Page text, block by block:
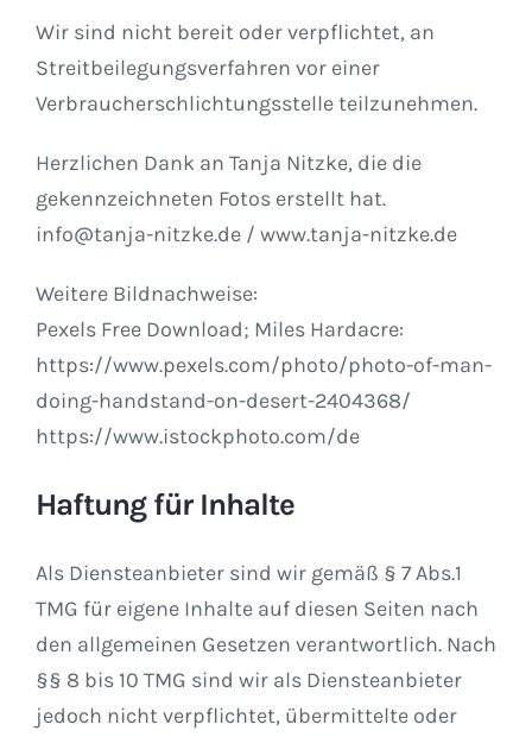
Wir sind nicht bereit oder verpflichtet, an
Streitbeilegungsverfahren vor einer
Verbraucherschlichtungsstelle teilzunehmen.
Herzlichen Dank an Tanja Nitzke, die die
gekennzeichneten Fotos erstellt hat.
info@tanja-nitzke.de / www.tanja-nitzke.de
Weitere Bildnachweise:
Pexels Free Download; Miles Hardacre:
https://www.pexels.com/photo/photo-of-man-
doing-handstand-on-desert-2404368/
https://www.istockphoto.com/de
Haftung für Inhalte
Als Diensteanbieter sind wir gemäß § 7 Abs.1
TMG für eigene Inhalte auf diesen Seiten nach
den allgemeinen Gesetzen verantwortlich. Nach
§§ 8 bis 10 TMG sind wir als Diensteanbieter
jedoch nicht verpflichtet, übermittelte oder